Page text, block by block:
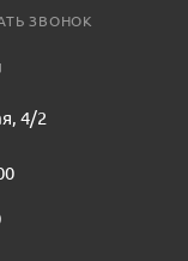
ЗВОНОК
4/2